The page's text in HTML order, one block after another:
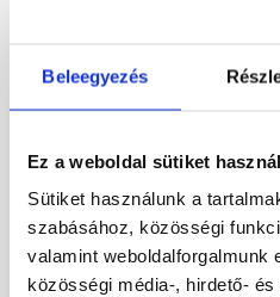
Beleegyezés
Ez a weboldal sütiket használ
Sütiket használunk a
szabásához, közösségi
valamint weboldalforgalmunk
közösségi média-, hirdető-
Masterplast
Thermomaster szilikon
vékonyvakolat, kapart 1,5